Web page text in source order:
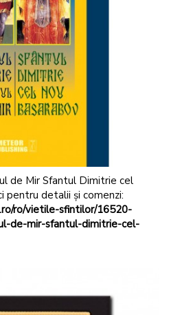
de Mir Sfantul Dimitrie cel
pentru detalii și comenzi:
ro/vietile-sfintilor/16520-
de-mir-sfantul-dimitrie-cel-